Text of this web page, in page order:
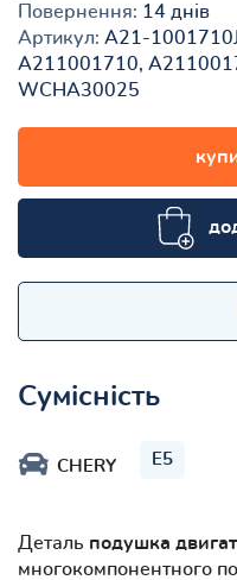
Повернення: 14 днів
Артикул: A21-
A211001710,
WCHA30025
Сумісність
CHERY E5
Деталь подушка
многокомпонентного